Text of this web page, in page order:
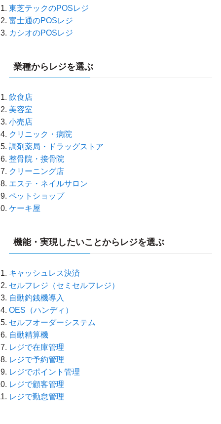
東芝テックのPOSレジ
富士通のPOSレジ
カシオのPOSレジ
業種からレジを選ぶ
飲食店
美容室
小売店
クリニック・病院
調剤薬局・ドラッグストア
整骨院・接骨院
クリーニング店
エステ・ネイルサロン
ペットショップ
ケーキ屋
機能・実現したいことからレジを選ぶ
キャッシュレス決済
セルフレジ（セミセルフレジ）
自動釣銭機導入
OES（ハンディ）
セルフオーダーシステム
自動精算機
レジで在庫管理
レジで予約管理
レジでポイント管理
レジで顧客管理
レジで勤怠管理